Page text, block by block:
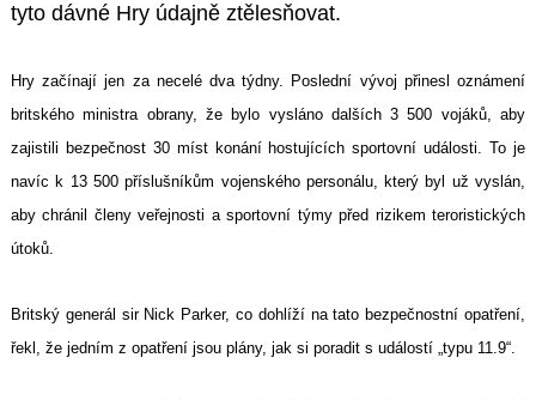
tyto dávné Hry údajně ztělesňovat.
Hry začínají jen za necelé dva týdny. Poslední vývoj přinesl oznámení
britského ministra obrany, že bylo vysláno dalších 3 500 vojáků, aby
zajistili bezpečnost 30 míst konání hostujících sportovní události. To je
navíc k 13 500 příslušníkům vojenského personálu, který byl už vyslán,
aby chránil členy veřejnosti a sportovní týmy před rizikem teroristických
útoků.
Britský generál sir Nick Parker, co dohlíží na tato bezpečnostní opatření,
řekl, že jedním z opatření jsou plány, jak si poradit s událostí „typu 11.9“.